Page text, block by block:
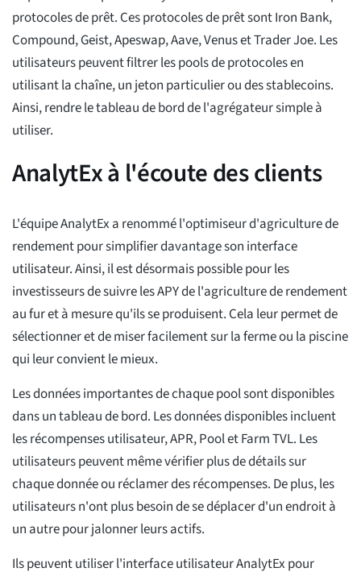
protocoles de prêt. Ces protocoles de prêt sont Iron Bank,
Compound, Geist, Apeswap, Aave, Venus et Trader Joe. Les
utilisateurs peuvent filtrer les pools de protocoles en
utilisant la chaîne, un jeton particulier ou des stablecoins.
Ainsi, rendre le tableau de bord de l'agrégateur simple à
utiliser.
AnalytEx à l'écoute des clients
L'équipe AnalytEx a renommé l'optimiseur d'agriculture de
rendement pour simplifier davantage son interface
utilisateur. Ainsi, il est désormais possible pour les
investisseurs de suivre les APY de l'agriculture de rendement
au fur et à mesure qu'ils se produisent. Cela leur permet de
sélectionner et de miser facilement sur la ferme ou la piscine
qui leur convient le mieux.
Les données importantes de chaque pool sont disponibles
dans un tableau de bord. Les données disponibles incluent
les récompenses utilisateur, APR, Pool et Farm TVL. Les
utilisateurs peuvent même vérifier plus de détails sur
chaque donnée ou réclamer des récompenses. De plus, les
utilisateurs n'ont plus besoin de se déplacer d'un endroit à
un autre pour jalonner leurs actifs.
Ils peuvent utiliser l'interface utilisateur AnalytEx pour